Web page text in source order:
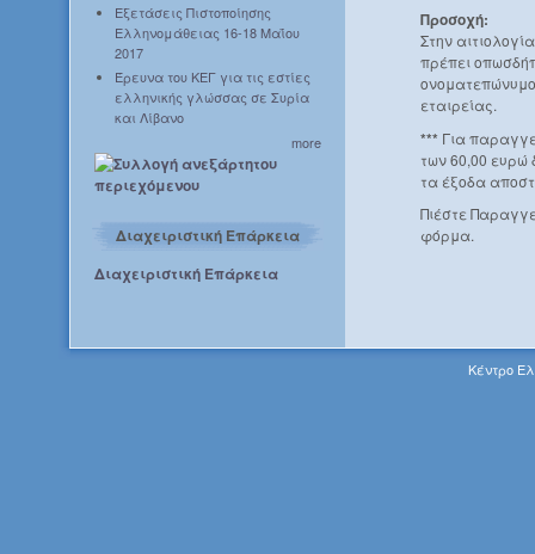
Εξετάσεις Πιστοποίησης
Ελληνομάθειας 16-18 Μαΐου
2017
Έρευνα του ΚΕΓ για τις εστίες
ελληνικής γλώσσας σε Συρία
και Λίβανο
more
Διαχειριστική Επάρκεια
Διαχειριστική Επάρκεια
Προσοχή:
Στην
πρέπει
εταιρείας.
*** Για
των 60,00 ευρώ
τα έξοδα
Πιέστε
φόρμα.
Κέντρο